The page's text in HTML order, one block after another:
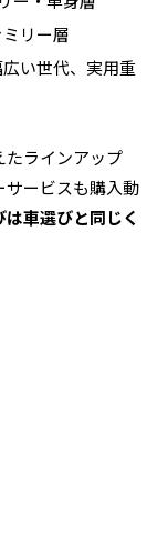
ミリー層
広い世代、実用重
たラインアップ
サービスも購入動
車選びと同じく